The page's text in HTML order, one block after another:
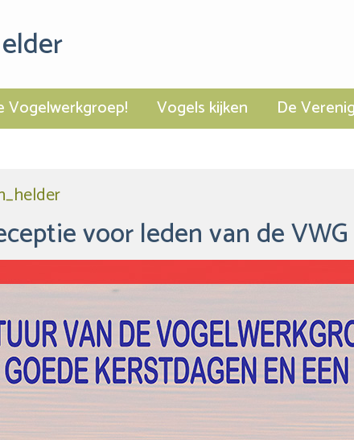
Vogelwerkgroep! Vogels kijken De
voor leden van de